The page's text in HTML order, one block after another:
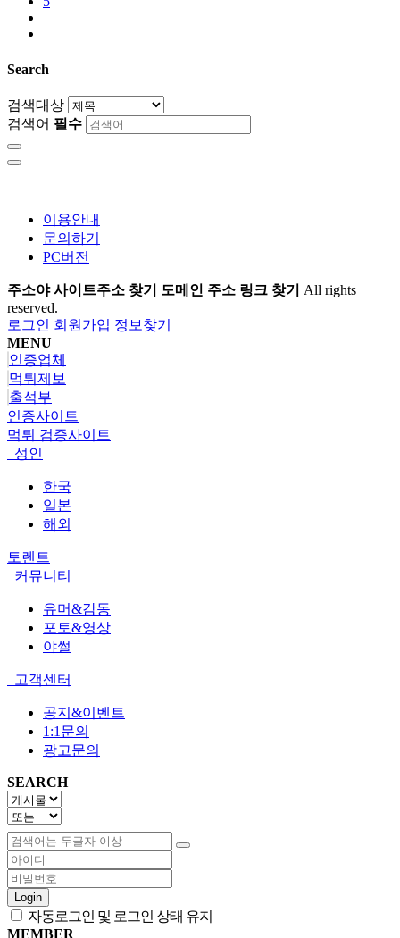
Search
검색대상
검색어 필수
이용안내
문의하기
PC버전
주소야 사이트주소 찾기 도메인 주소 링크 찾기 All rights
reserved.
로그인 회원가입 정보찾기
MENU
인증업체
먹튀제보
출석부
인증사이트
먹튀 검증사이트
성인
한국
일본
해외
토렌트
커뮤니티
유머&감동
포토&영상
야썰
고객센터
공지&이벤트
1:1문의
광고문의
SEARCH
Login
자동로그인 및 로그인 상태 유지
MEMBER